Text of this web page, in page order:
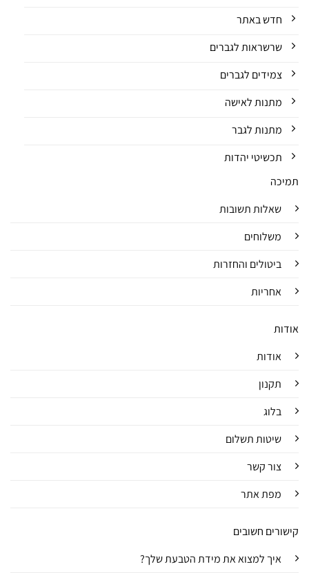
חדש באתר
שרשראות לגברים
צמידים לגברים
מתנות לאישה
מתנות לגבר
תכשיטי יהדות
תמיכה
שאלות תשובות
משלוחים
ביטולים והחזרות
אחריות
אודות
אודות
תקנון
בלוג
שיטות תשלום
צור קשר
מפת אתר
קישורים חשובים
איך למצוא את מידת הטבעת שלך?